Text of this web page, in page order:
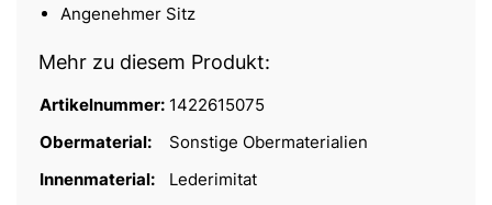
Angenehmer Sitz
Mehr zu diesem Produkt:
Artikelnummer: 1422615075
Obermaterial:
Sonstige Obermaterialien
Innenmaterial:
Lederimitat